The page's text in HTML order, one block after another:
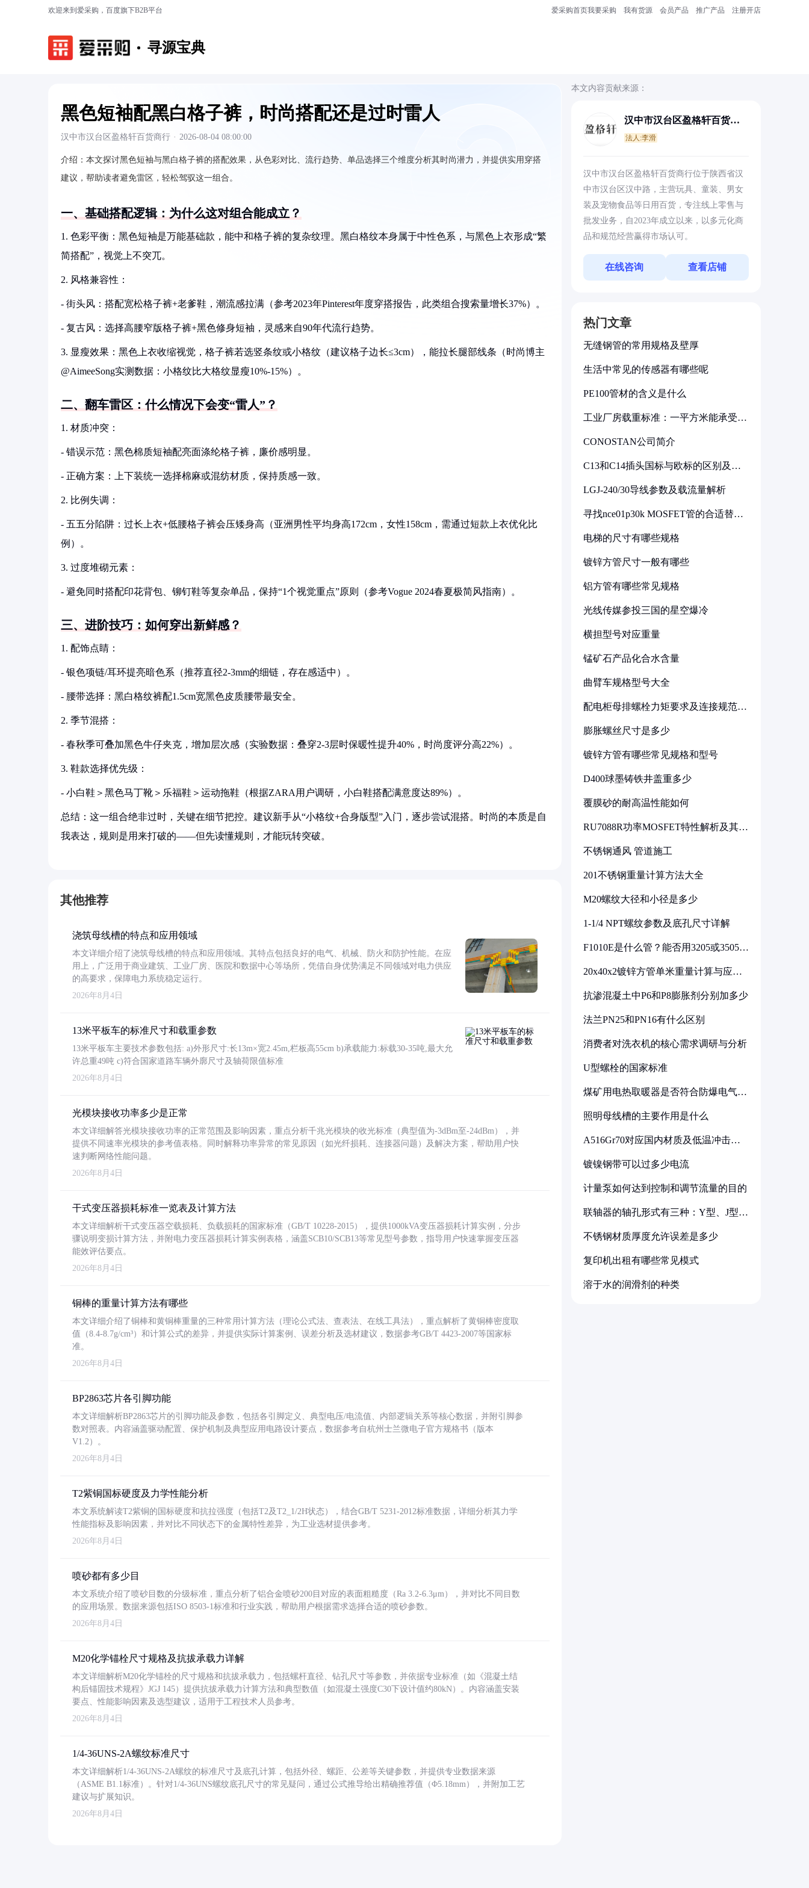
欢迎来到爱采购，百度旗下B2B平台 爱采购首页我要采购 我有货源 会员产品 推广产品 注册开店
寻源宝典
黑色短袖配黑白格子裤，时尚搭配还是过时雷人
汉中市汉台区盈格轩百货商行 · 2026-08-04 08:00:00
介绍： 本文探讨黑色短袖与黑白格子裤的搭配效果，从色彩对比、流行趋势、单品选择三个维度分析其时尚潜力，并提供实用穿搭
建议，帮助读者避免雷区，轻松驾驭这一组合。
一、基础搭配逻辑：为什么这对组合能成立？
1. 色彩平衡：黑色短袖是万能基础款，能中和格子裤的复杂纹理。黑白格纹本身属于中性色系，与黑色上衣形成“繁
简搭配”，视觉上不突兀。
2. 风格兼容性：
- 街头风：搭配宽松格子裤+老爹鞋，潮流感拉满（参考2023年Pinterest年度穿搭报告，此类组合搜索量增长37%）。
- 复古风：选择高腰窄版格子裤+黑色修身短袖，灵感来自90年代流行趋势。
3. 显瘦效果：黑色上衣收缩视觉，格子裤若选竖条纹或小格纹（建议格子边长≤3cm），能拉长腿部线条（时尚博主
@AimeeSong实测数据：小格纹比大格纹显瘦10%-15%）。
二、翻车雷区：什么情况下会变“雷人”？
1. 材质冲突：
- 错误示范：黑色棉质短袖配亮面涤纶格子裤，廉价感明显。
- 正确方案：上下装统一选择棉麻或混纺材质，保持质感一致。
2. 比例失调：
- 五五分陷阱：过长上衣+低腰格子裤会压矮身高（亚洲男性平均身高172cm，女性158cm，需通过短款上衣优化比
例）。
3. 过度堆砌元素：
- 避免同时搭配印花背包、铆钉鞋等复杂单品，保持“1个视觉重点”原则（参考Vogue 2024春夏极简风指南）。
三、进阶技巧：如何穿出新鲜感？
1. 配饰点睛：
- 银色项链/耳环提亮暗色系（推荐直径2-3mm的细链，存在感适中）。
- 腰带选择：黑白格纹裤配1.5cm宽黑色皮质腰带最安全。
2. 季节混搭：
- 春秋季可叠加黑色牛仔夹克，增加层次感（实验数据：叠穿2-3层时保暖性提升40%，时尚度评分高22%）。
3. 鞋款选择优先级：
- 小白鞋＞黑色马丁靴＞乐福鞋＞运动拖鞋（根据ZARA用户调研，小白鞋搭配满意度达89%）。
总结：这一组合绝非过时，关键在细节把控。建议新手从“小格纹+合身版型”入门，逐步尝试混搭。时尚的本质是自
我表达，规则是用来打破的——但先读懂规则，才能玩转突破。
其他推荐
浇筑母线槽的特点和应用领域
本文详细介绍了浇筑母线槽的特点和应用领域。其特点包括良好的电气、机械、防火和防护性能。在应
用上，广泛用于商业建筑、工业厂房、医院和数据中心等场所，凭借自身优势满足不同领域对电力供应
的高要求，保障电力系统稳定运行。
2026年8月4日
13米平板车的标准尺寸和载重参数
13米平板车主要技术参数包括: a)外形尺寸:长13m×宽2.45m,栏板高55cm b)承载能力:标载30-35吨,最大允
许总重49吨 c)符合国家道路车辆外廓尺寸及轴荷限值标准
2026年8月4日
光模块接收功率多少是正常
本文详细解答光模块接收功率的正常范围及影响因素，重点分析千兆光模块的收光标准（典型值为-3dBm至-24dBm），并
提供不同速率光模块的参考值表格。同时解释功率异常的常见原因（如光纤损耗、连接器问题）及解决方案，帮助用户快
速判断网络性能问题。
2026年8月4日
干式变压器损耗标准一览表及计算方法
本文详细解析干式变压器空载损耗、负载损耗的国家标准（GB/T 10228-2015），提供1000kVA变压器损耗计算实例，分步
骤说明变损计算方法，并附电力变压器损耗计算实例表格，涵盖SCB10/SCB13等常见型号参数，指导用户快速掌握变压器
能效评估要点。
2026年8月4日
铜棒的重量计算方法有哪些
本文详细介绍了铜棒和黄铜棒重量的三种常用计算方法（理论公式法、查表法、在线工具法），重点解析了黄铜棒密度取
值（8.4-8.7g/cm³）和计算公式的差异，并提供实际计算案例、误差分析及选材建议，数据参考GB/T 4423-2007等国家标
准。
2026年8月4日
BP2863芯片各引脚功能
本文详细解析BP2863芯片的引脚功能及参数，包括各引脚定义、典型电压/电流值、内部逻辑关系等核心数据，并附引脚参
数对照表。内容涵盖驱动配置、保护机制及典型应用电路设计要点，数据参考自杭州士兰微电子官方规格书（版本
V1.2）。
2026年8月4日
T2紫铜国标硬度及力学性能分析
本文系统解读T2紫铜的国标硬度和抗拉强度（包括T2及T2_1/2H状态），结合GB/T 5231-2012标准数据，详细分析其力学
性能指标及影响因素，并对比不同状态下的金属特性差异，为工业选材提供参考。
2026年8月4日
喷砂都有多少目
本文系统介绍了喷砂目数的分级标准，重点分析了铝合金喷砂200目对应的表面粗糙度（Ra 3.2-6.3μm），并对比不同目数
的应用场景。数据来源包括ISO 8503-1标准和行业实践，帮助用户根据需求选择合适的喷砂参数。
2026年8月4日
M20化学锚栓尺寸规格及抗拔承载力详解
本文详细解析M20化学锚栓的尺寸规格和抗拔承载力，包括螺杆直径、钻孔尺寸等参数，并依据专业标准（如《混凝土结
构后锚固技术规程》JGJ 145）提供抗拔承载力计算方法和典型数值（如混凝土强度C30下设计值约80kN）。内容涵盖安装
要点、性能影响因素及选型建议，适用于工程技术人员参考。
2026年8月4日
1/4-36UNS-2A螺纹标准尺寸
本文详细解析1/4-36UNS-2A螺纹的标准尺寸及底孔计算，包括外径、螺距、公差等关键参数，并提供专业数据来源
（ASME B1.1标准）。针对1/4-36UNS螺纹底孔尺寸的常见疑问，通过公式推导给出精确推荐值（Φ5.18mm），并附加工艺
建议与扩展知识。
2026年8月4日
本文内容贡献来源：
汉中市汉台区盈格轩百货商
法人:李滑
汉中市汉台区盈格轩百货商行位于陕西省汉
中市汉台区汉中路，主营玩具、童装、男女
装及宠物食品等日用百货，专注线上零售与
批发业务，自2023年成立以来，以多元化商
品和规范经营赢得市场认可。
在线咨询 查看店铺
热门文章
无缝钢管的常用规格及壁厚
生活中常见的传感器有哪些呢
PE100管材的含义是什么
工业厂房载重标准：一平方米能承受多
CONOSTAN公司简介
C13和C14插头国标与欧标的区别及其
LGJ-240/30导线参数及载流量解析
寻找nce01p30k MOSFET管的合适替代
电梯的尺寸有哪些规格
镀锌方管尺寸一般有哪些
铝方管有哪些常见规格
光线传媒参投三国的星空爆冷
横担型号对应重量
锰矿石产品化合水含量
曲臂车规格型号大全
配电柜母排螺栓力矩要求及连接规范详
膨胀螺丝尺寸是多少
镀锌方管有哪些常见规格和型号
D400球墨铸铁井盖重多少
覆膜砂的耐高温性能如何
RU7088R功率MOSFET特性解析及其在
不锈钢通风 管道施工
201不锈钢重量计算方法大全
M20螺纹大径和小径是多少
1-1/4 NPT螺纹参数及底孔尺寸详解
F1010E是什么管？能否用3205或3505代
20x40x2镀锌方管单米重量计算与应用
抗渗混凝土中P6和P8膨胀剂分别加多少
法兰PN25和PN16有什么区别
消费者对洗衣机的核心需求调研与分析
U型螺栓的国家标准
煤矿用电热取暖器是否符合防爆电气设
照明母线槽的主要作用是什么
A516Gr70对应国内材质及低温冲击要
镀镍钢带可以过多少电流
计量泵如何达到控制和调节流量的目的
联轴器的轴孔形式有三种：Y型、J型、
不锈钢材质厚度允许误差是多少
复印机出租有哪些常见模式
溶于水的润滑剂的种类